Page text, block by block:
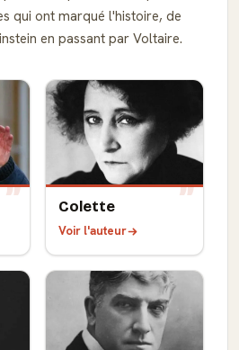
qui ont marqué l'histoire, de
en passant par Voltaire.
Colette
Voir l'auteur